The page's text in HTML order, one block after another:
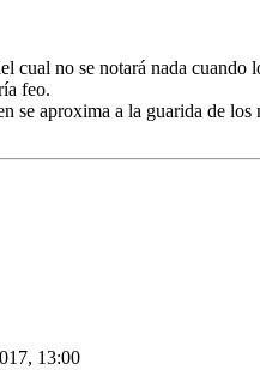
cual no se notará nada
feo.
se aproxima a la guarida de
13:00